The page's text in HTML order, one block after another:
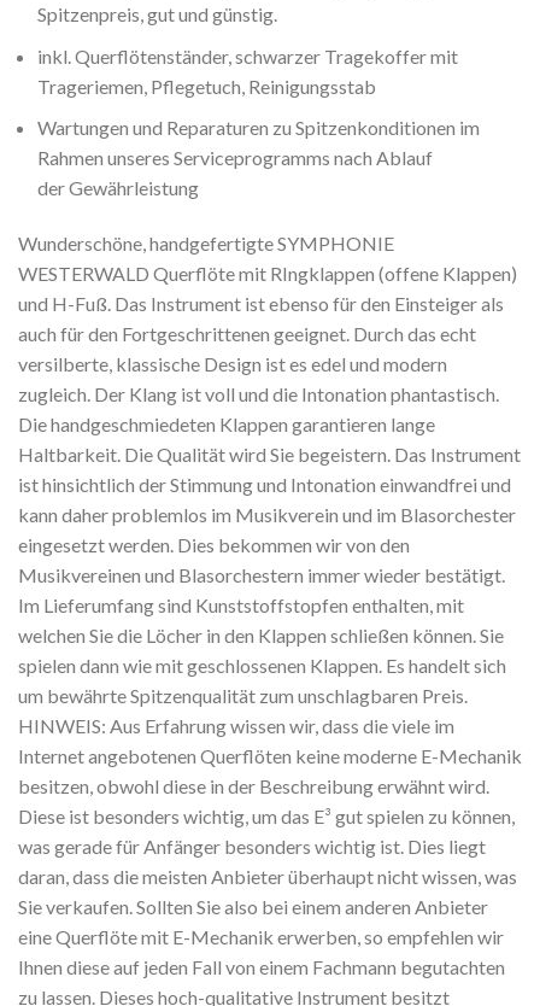
Spitzenpreis, gut und günstig.
inkl. Querflötenständer, schwarzer Tragekoffer mit
Trageriemen, Pflegetuch, Reinigungsstab
Wartungen und Reparaturen zu Spitzenkonditionen im
Rahmen unseres Serviceprogramms nach Ablauf
der Gewährleistung
Wunderschöne, handgefertigte SYMPHONIE
WESTERWALD Querflöte mit RIngklappen (offene Klappen)
und H-Fuß. Das Instrument ist ebenso für den Einsteiger als
auch für den Fortgeschrittenen geeignet. Durch das echt
versilberte, klassische Design ist es edel und modern
zugleich. Der Klang ist voll und die Intonation phantastisch.
Die handgeschmiedeten Klappen garantieren lange
Haltbarkeit. Die Qualität wird Sie begeistern. Das Instrument
ist hinsichtlich der Stimmung und Intonation einwandfrei und
kann daher problemlos im Musikverein und im Blasorchester
eingesetzt werden. Dies bekommen wir von den
Musikvereinen und Blasorchestern immer wieder bestätigt.
Im Lieferumfang sind Kunststoffstopfen enthalten, mit
welchen Sie die Löcher in den Klappen schließen können. Sie
spielen dann wie mit geschlossenen Klappen. Es handelt sich
um bewährte Spitzenqualität zum unschlagbaren Preis.
HINWEIS: Aus Erfahrung wissen wir, dass die viele im
Internet angebotenen Querflöten keine moderne E-Mechanik
besitzen, obwohl diese in der Beschreibung erwähnt wird.
Diese ist besonders wichtig, um das E³ gut spielen zu können,
was gerade für Anfänger besonders wichtig ist. Dies liegt
daran, dass die meisten Anbieter überhaupt nicht wissen, was
Sie verkaufen. Sollten Sie also bei einem anderen Anbieter
eine Querflöte mit E-Mechanik erwerben, so empfehlen wir
Ihnen diese auf jeden Fall von einem Fachmann begutachten
zu lassen. Dieses hoch-qualitative Instrument besitzt